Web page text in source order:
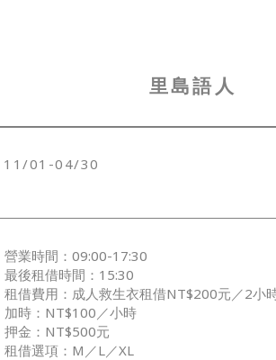
​里島語人
11/01-04/30
營業時間：09:00-17:30
最後租借時間：15:30
租借費用：成人救生衣租借NT$200元／2小
加時：NT$100／小時
押金：NT$500元
租借選項：M／L／XL